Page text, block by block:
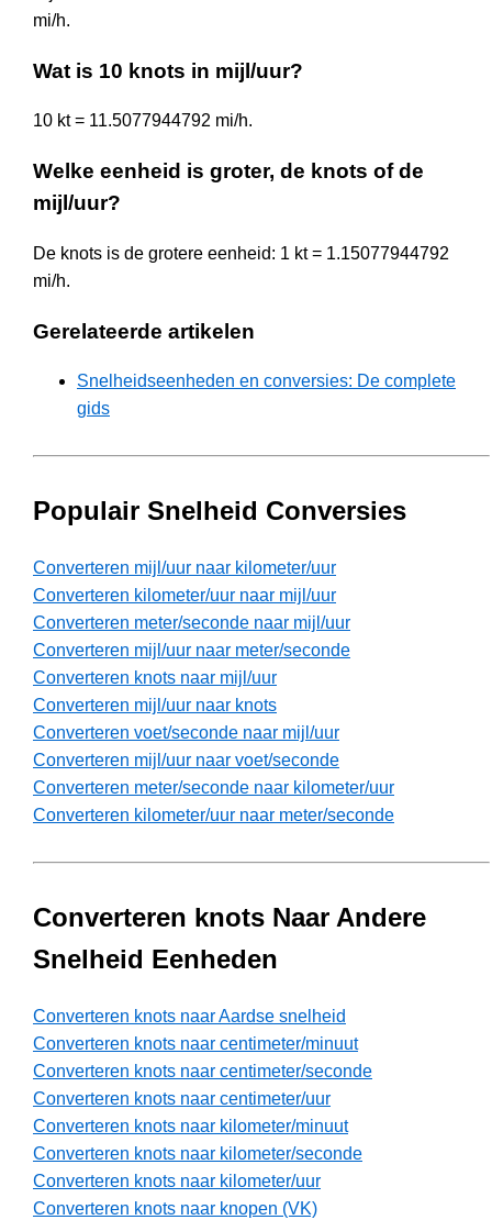
mi/h.
Wat is 10 knots in mijl/uur?
10 kt = 11.5077944792 mi/h.
Welke eenheid is groter, de knots of de
mijl/uur?
De knots is de grotere eenheid: 1 kt = 1.15077944792
mi/h.
Gerelateerde artikelen
Snelheidseenheden en conversies: De complete
gids
Populair Snelheid Conversies
Converteren mijl/uur naar kilometer/uur
Converteren kilometer/uur naar mijl/uur
Converteren meter/seconde naar mijl/uur
Converteren mijl/uur naar meter/seconde
Converteren knots naar mijl/uur
Converteren mijl/uur naar knots
Converteren voet/seconde naar mijl/uur
Converteren mijl/uur naar voet/seconde
Converteren meter/seconde naar kilometer/uur
Converteren kilometer/uur naar meter/seconde
Converteren knots Naar Andere
Snelheid Eenheden
Converteren knots naar Aardse snelheid
Converteren knots naar centimeter/minuut
Converteren knots naar centimeter/seconde
Converteren knots naar centimeter/uur
Converteren knots naar kilometer/minuut
Converteren knots naar kilometer/seconde
Converteren knots naar kilometer/uur
Converteren knots naar knopen (VK)